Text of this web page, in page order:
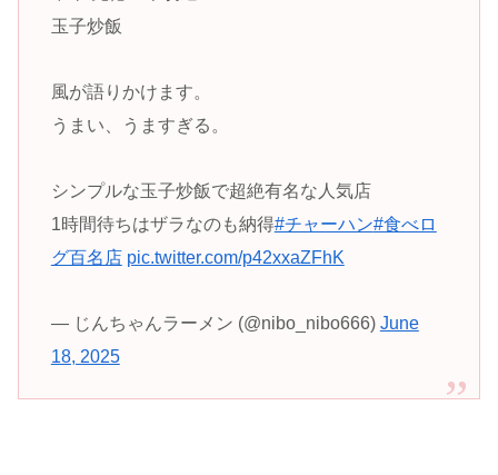
玉子炒飯
風が語りかけます。
うまい、うますぎる。
シンプルな玉子炒飯で超絶有名な人気店
1時間待ちはザラなのも納得#チャーハン#食べロ
グ百名店 pic.twitter.com/p42xxaZFhK
— じんちゃんラーメン (@nibo_nibo666) June
18, 2025